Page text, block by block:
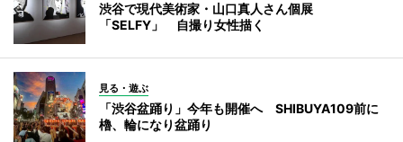
渋谷で現代美術家・山口真人さん個展
「SELFY」 自撮り女性描く
見る・遊ぶ
「渋谷盆踊り」今年も開催へ SHIBUYA109前に
櫓、輪になり盆踊り